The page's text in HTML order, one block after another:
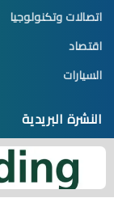
اتصالات وتكنولوجيا
اقتصاد
السيارات
النشرة البريدية
اشترك الآن تكن
البريد الإلكتروني